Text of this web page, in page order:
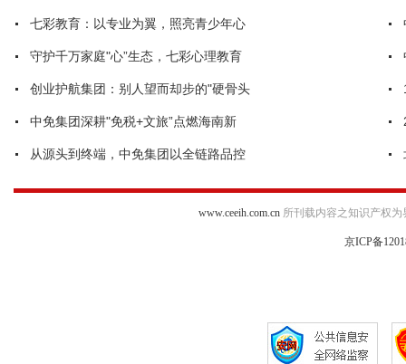
七彩教育：以专业为翼，照亮青少年心
守护千万家庭"心”生态，七彩心理教育
创业护航集团：别人望而却步的"硬骨头
中免集团深耕"免税+文旅”点燃海南新
从源头到终端，中免集团以全链路品控
www.ceeih.com.cn 所刊载内容之知识产权
京ICP备